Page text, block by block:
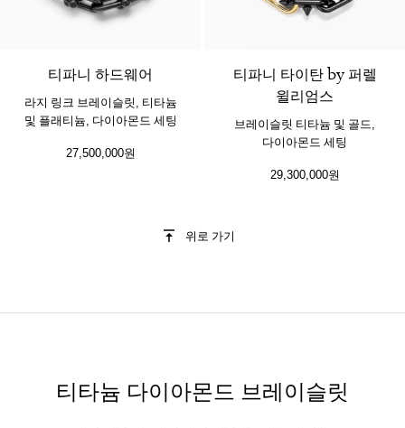
티파니 하드웨어
라지 링크 브레이슬릿, 티타늄
및 플래티늄, 다이아몬드 세팅
27,500,000원
티파니 타이탄 by 퍼렐
윌리엄스
브레이슬릿 티타늄 및 골드,
다이아몬드 세팅
29,300,000원
위로 가기
티타늄 다이아몬드 브레이슬릿